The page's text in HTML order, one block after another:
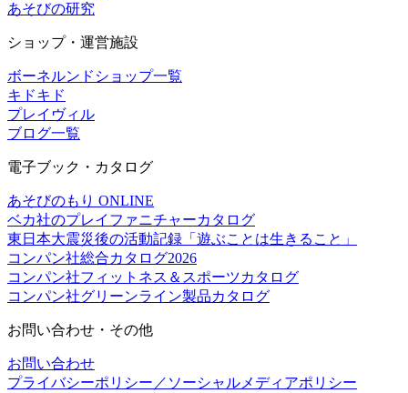
あそびの研究
ショップ・運営施設
ボーネルンドショップ一覧
キドキド
プレイヴィル
ブログ一覧
電子ブック・カタログ
あそびのもり ONLINE
ベカ社のプレイファニチャーカタログ
東日本大震災後の活動記録「遊ぶことは生きること」
コンパン社総合カタログ2026
コンパン社フィットネス＆スポーツカタログ
コンパン社グリーンライン製品カタログ
お問い合わせ・その他
お問い合わせ
プライバシーポリシー／ソーシャルメディアポリシー